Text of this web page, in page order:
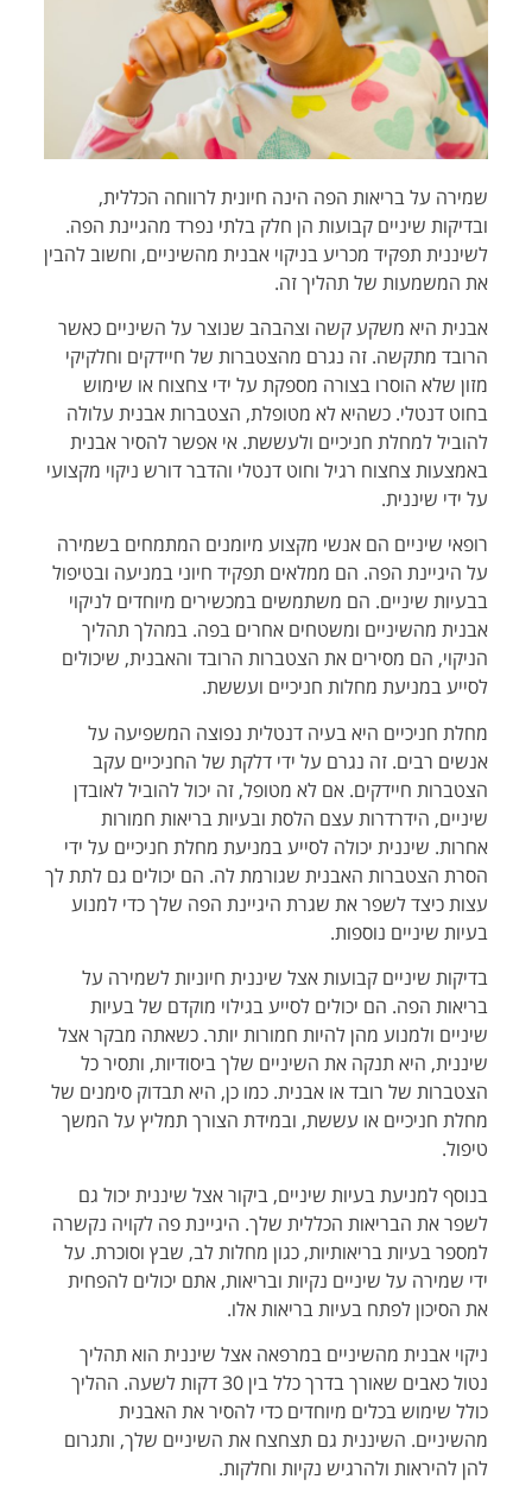
שמירה על בריאות הפה הינה חיונית לרווחה הכללית,
ובדיקות שיניים קבועות הן חלק בלתי נפרד מהגיינת הפה.
לשיננית תפקיד מכריע בניקוי אבנית מהשיניים, וחשוב להבין
את המשמעות של תהליך זה.
אבנית היא משקע קשה וצהבהב שנוצר על השיניים כאשר
הרובד מתקשה. זה נגרם מהצטברות של חיידקים וחלקיקי
מזון שלא הוסרו בצורה מספקת על ידי צחצוח או שימוש
בחוט דנטלי. כשהיא לא מטופלת, הצטברות אבנית עלולה
להוביל למחלת חניכיים ולעששת. אי אפשר להסיר אבנית
באמצעות צחצוח רגיל וחוט דנטלי והדבר דורש ניקוי מקצועי
על ידי שיננית.
רופאי שיניים הם אנשי מקצוע מיומנים המתמחים בשמירה
על היגיינת הפה. הם ממלאים תפקיד חיוני במניעה ובטיפול
בבעיות שיניים. הם משתמשים במכשירים מיוחדים לניקוי
אבנית מהשיניים ומשטחים אחרים בפה. במהלך תהליך
הניקוי, הם מסירים את הצטברות הרובד והאבנית, שיכולים
לסייע במניעת מחלות חניכיים ועששת.
מחלת חניכיים היא בעיה דנטלית נפוצה המשפיעה על
אנשים רבים. זה נגרם על ידי דלקת של החניכיים עקב
הצטברות חיידקים. אם לא מטופל, זה יכול להוביל לאובדן
שיניים, הידרדרות עצם הלסת ובעיות בריאות חמורות
אחרות. שיננית יכולה לסייע במניעת מחלת חניכיים על ידי
הסרת הצטברות האבנית שגורמת לה. הם יכולים גם לתת לך
עצות כיצד לשפר את שגרת היגיינת הפה שלך כדי למנוע
בעיות שיניים נוספות.
בדיקות שיניים קבועות אצל שיננית חיוניות לשמירה על
בריאות הפה. הם יכולים לסייע בגילוי מוקדם של בעיות
שיניים ולמנוע מהן להיות חמורות יותר. כשאתה מבקר אצל
שיננית, היא תנקה את השיניים שלך ביסודיות, ותסיר כל
הצטברות של רובד או אבנית. כמו כן, היא תבדוק סימנים של
מחלת חניכיים או עששת, ובמידת הצורך תמליץ על המשך
טיפול.
בנוסף למניעת בעיות שיניים, ביקור אצל שיננית יכול גם
לשפר את הבריאות הכללית שלך. היגיינת פה לקויה נקשרה
למספר בעיות בריאותיות, כגון מחלות לב, שבץ וסוכרת. על
ידי שמירה על שיניים נקיות ובריאות, אתם יכולים להפחית
את הסיכון לפתח בעיות בריאות אלו.
ניקוי אבנית מהשיניים במרפאה אצל שיננית הוא תהליך
נטול כאבים שאורך בדרך כלל בין 30 דקות לשעה. ההליך
כולל שימוש בכלים מיוחדים כדי להסיר את האבנית
מהשיניים. השיננית גם תצחצח את השיניים שלך, ותגרום
להן להיראות ולהרגיש נקיות וחלקות.